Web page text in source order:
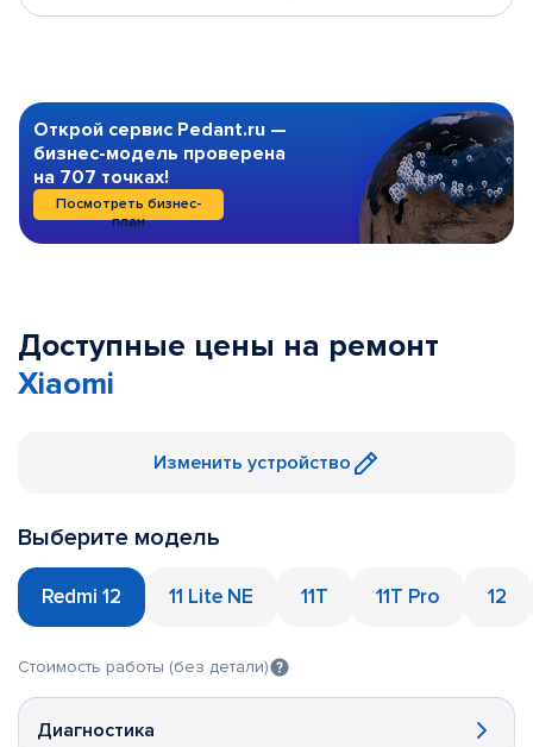
Открой сервис Pedant.ru —
бизнес-модель проверена
на 707 точках!
Посмотреть бизнес-
план
Доступные цены на ремонт
Xiaomi
Изменить устройство
Выберите модель
Redmi 12 11 Lite NE 11T 11T Pro 12
Стоимость работы (без детали)
Диагностика